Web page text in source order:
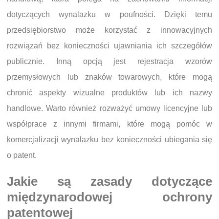
dotyczących wynalazku w poufności. Dzięki temu
przedsiębiorstwo może korzystać z innowacyjnych
rozwiązań bez konieczności ujawniania ich szczegółów
publicznie. Inną opcją jest rejestracja wzorów
przemysłowych lub znaków towarowych, które mogą
chronić aspekty wizualne produktów lub ich nazwy
handlowe. Warto również rozważyć umowy licencyjne lub
współprace z innymi firmami, które mogą pomóc w
komercjalizacji wynalazku bez konieczności ubiegania się
o patent.
Jakie są zasady dotyczące
międzynarodowej ochrony
patentowej